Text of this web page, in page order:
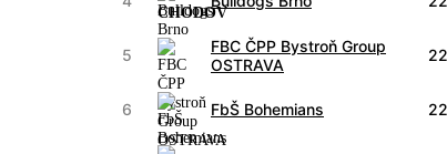
5
FBC ČPP Bystroň Group
OSTRAVA
22
6 FbŠ Bohemians 22